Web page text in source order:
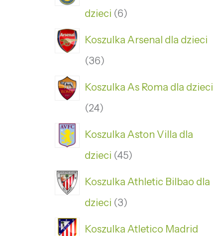
dzieci 6
Koszulka Arsenal dla dzieci
36
Koszulka As Roma dla dzieci
24
Koszulka Aston Villa dla
dzieci 45
Koszulka Athletic Bilbao dla
dzieci 3
Koszulka Atletico Madrid